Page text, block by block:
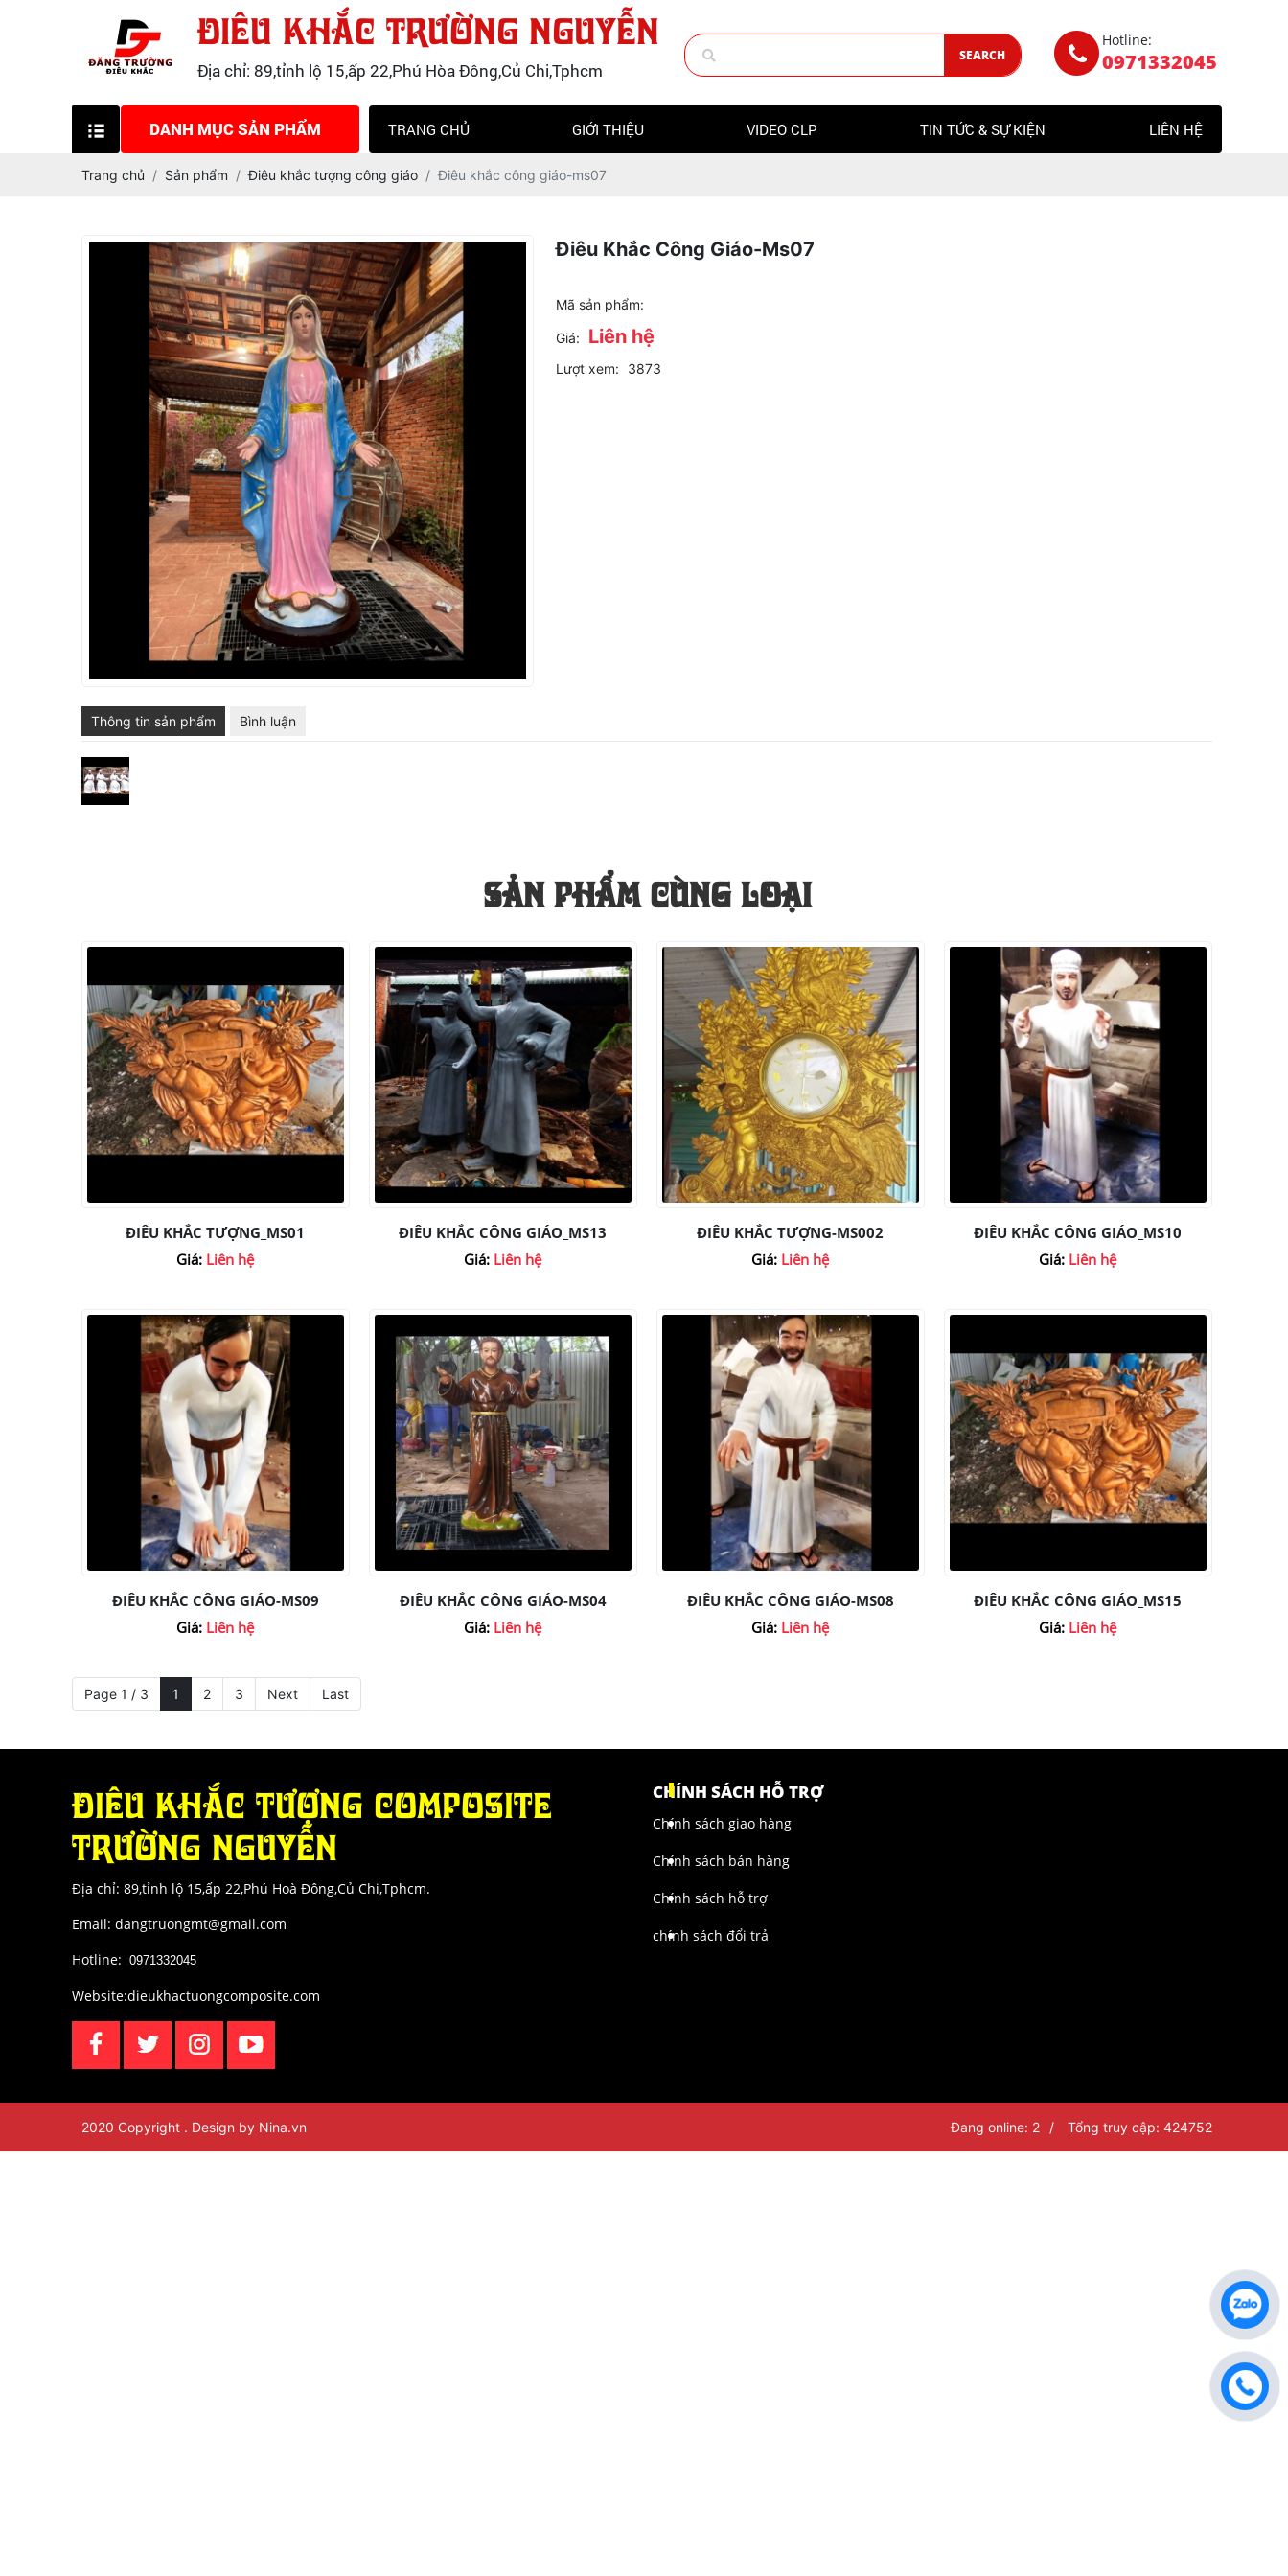
ĐIÊU KHẮC TRƯỜNG NGUYỄN
Địa chỉ: 89,tỉnh lộ 15,ấp 22,Phú Hòa Đông,Củ Chi,Tphcm
SEARCH
Hotline:
0971332045
DANH MỤC SẢN PHẨM
TƯỢNG COMPOSITE
ĐIÊU KHẮC TƯỢNG PHẬT
ĐIÊU KHẮC TƯỢNG CÔNG GIÁO
TẠO MẪU ĐẤT SÉT,ĐẤT SÁP,TẠO
MẪU 3D
SẢN PHẨM KHÁC
ĐIÊU KHẮC CỔ ĐIỂN
MÔ HÌNH MÚT XỐP
TRANG CHỦ GIỚI THIỆU VIDEO CLP TIN TỨC & SỰ KIỆN LIÊN HỆ
Trang chủ Sản phẩm Điêu khắc tượng công giáo Điêu khắc công giáo-ms07
Điêu Khắc Công Giáo-Ms07
Mã sản phẩm:
Giá: Liên hệ
Lượt xem: 3873
Thông tin sản phẩm Bình luận
SẢN PHẨM CÙNG LOẠI
ĐIÊU KHẮC TƯỢNG_MS01
Giá: Liên hệ
ĐIÊU KHẮC CÔNG GIÁO_MS13
Giá: Liên hệ
ĐIÊU KHẮC TƯỢNG-MS002
Giá: Liên hệ
ĐIÊU KHẮC CÔNG GIÁO_MS10
Giá: Liên hệ
ĐIÊU KHẮC CÔNG GIÁO-MS09
Giá: Liên hệ
ĐIÊU KHẮC CÔNG GIÁO-MS04
Giá: Liên hệ
ĐIÊU KHẮC CÔNG GIÁO-MS08
Giá: Liên hệ
ĐIÊU KHẮC CÔNG GIÁO_MS15
Giá: Liên hệ
Page 1 / 3 1 2 3 Next Last
ĐIÊU KHẮC TƯỢNG COMPOSITE
TRƯỜNG NGUYỄN
Địa chỉ: 89,tỉnh lộ 15,ấp 22,Phú Hoà Đông,Củ Chi,Tphcm.
Email: dangtruongmt@gmail.com
Hotline: :0971332045
Website:dieukhactuongcomposite.com
CHÍNH SÁCH HỖ TRỢ
Chính sách giao hàng
Chính sách bán hàng
Chính sách hỗ trợ
chính sách đổi trả
2020 Copyright . Design by Nina.vn Đang online: 2 / Tổng truy cập: 424752